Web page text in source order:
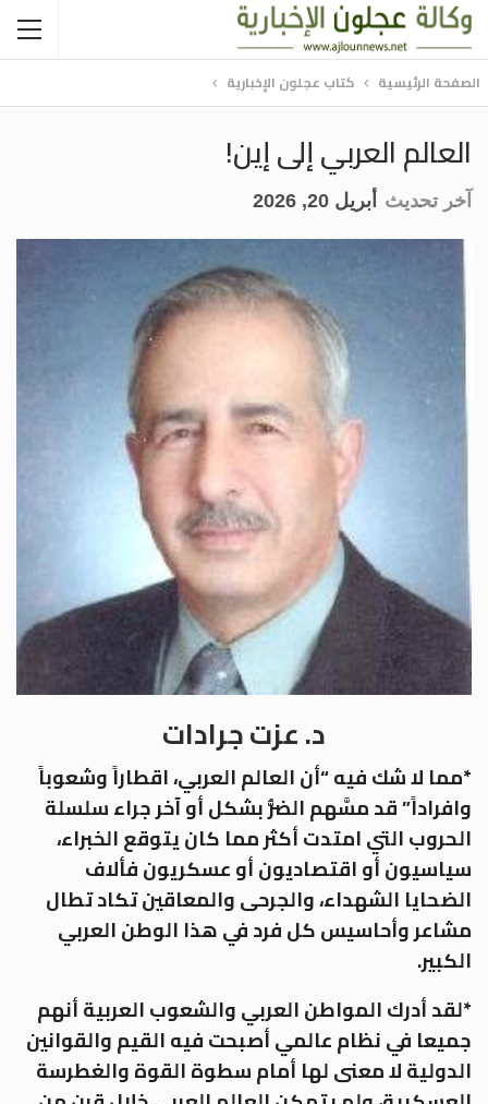
الصفحة الرئيسية كتاب عجلون الإخبارية
العالم العربي إلى إين!
آخر تحديث أبريل 20, 2026
د. عزت جرادات
*مما لا شك فيه “أن العالم العربي، اقطاراً وشعوباً
وافراداً” قد مسَّهم الضُّرُّ بشكل أو آخر جراء سلسلة
الحروب التي امتدت أكثر مما كان يتوقع الخبراء،
سياسيون أو اقتصاديون أو عسكريون فألاف
الضحايا الشهداء، والجرحى والمعاقين تكاد تطال
مشاعر وأحاسيس كل فرد في هذا الوطن العربي
الكبير.
*لقد أدرك المواطن العربي والشعوب العربية أنهم
جميعا في نظام عالمي أصبحت فيه القيم والقوانين
الدولية لا معنى لها أمام سطوة القوة والغطرسة